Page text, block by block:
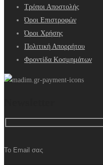
Τρόποι Αποστολής
Όροι Επιστροφών
Όροι Χρήσης
Πολιτική Απορρήτου
Φροντίδα Κοσμημάτων